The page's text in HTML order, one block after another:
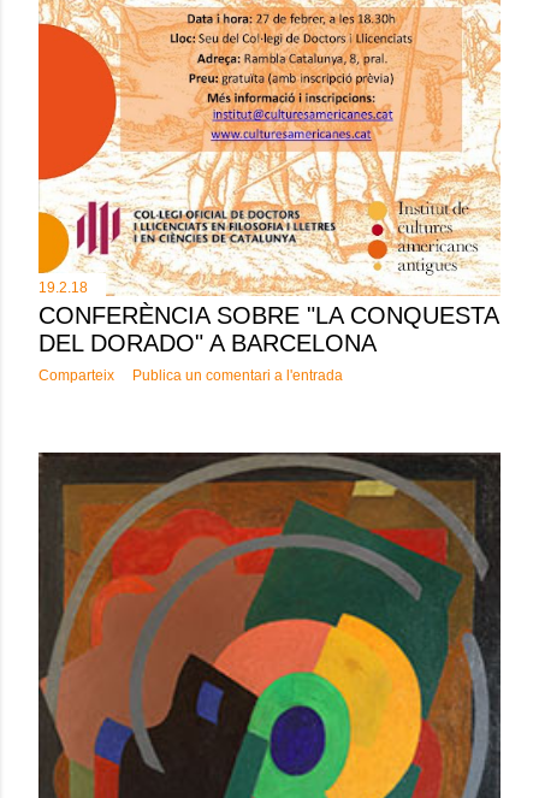
19.2.18
CONFERÈNCIA SOBRE "LA CONQUESTA
DEL DORADO" A BARCELONA
Comparteix Publica un comentari a l'entrada